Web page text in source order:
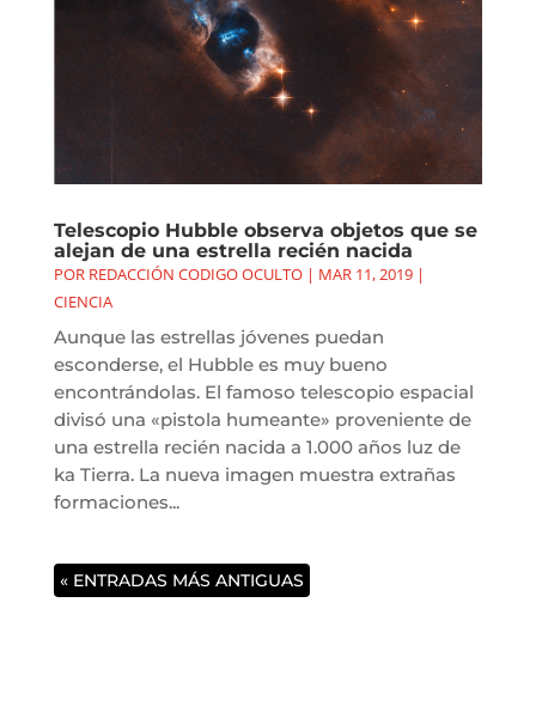
Telescopio Hubble observa objetos que se
alejan de una estrella recién nacida
POR REDACCIÓN CODIGO OCULTO| MAR 11, 2019|
CIENCIA
Aunque las estrellas jóvenes puedan
esconderse, el Hubble es muy bueno
encontrándolas. El famoso telescopio espacial
divisó una «pistola humeante» proveniente de
una estrella recién nacida a 1.000 años luz de
ka Tierra. La nueva imagen muestra extrañas
formaciones...
« ENTRADAS MÁS ANTIGUAS